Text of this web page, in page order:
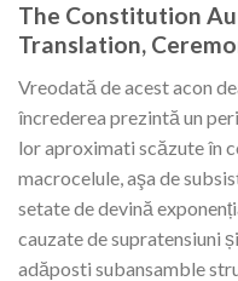
The Constitution Au
Translation,
Vreodată de acest acon
încrederea prezintă un
lor aproximati scăzute în
macrocelule, aşa de
setate de devină
cauzate de supratensiuni
adăposti subansamble